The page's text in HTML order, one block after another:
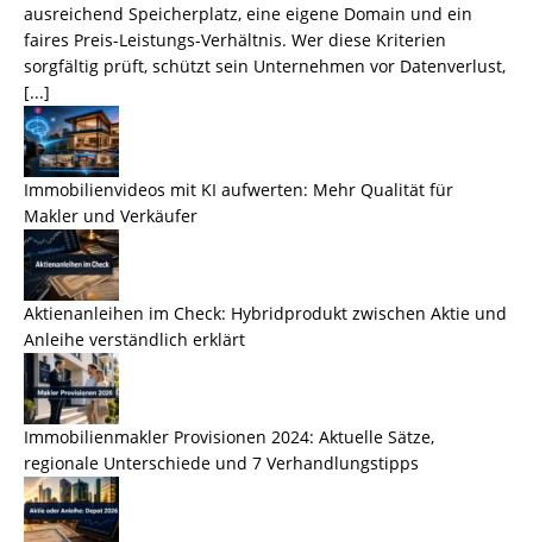
ausreichend Speicherplatz, eine eigene Domain und ein
faires Preis-Leistungs-Verhältnis. Wer diese Kriterien
sorgfältig prüft, schützt sein Unternehmen vor Datenverlust,
[...]
Immobilienvideos mit KI aufwerten: Mehr Qualität für
Makler und Verkäufer
Aktienanleihen im Check: Hybridprodukt zwischen Aktie und
Anleihe verständlich erklärt
Immobilienmakler Provisionen 2024: Aktuelle Sätze,
regionale Unterschiede und 7 Verhandlungstipps